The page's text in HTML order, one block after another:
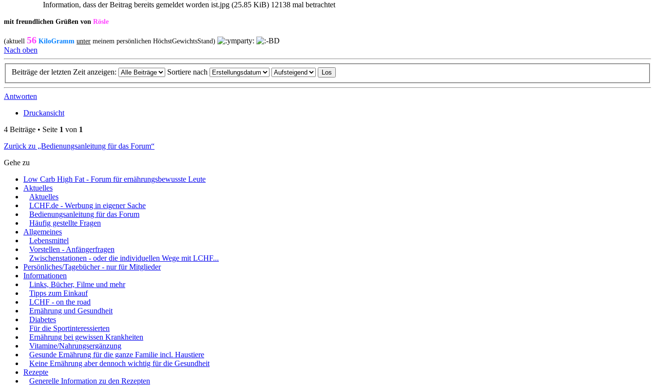
Information, dass der Beitrag bereits gemeldet worden ist.jpg (25.85 KiB) 12138 mal betrachtet
mit freundlichen Grüßen von Rösle
(aktuell 56 KiloGramm unter meinem persönlichen HöchstGewichtsStand)
Nach oben
Beiträge der letzten Zeit anzeigen: Sortiere nach
Antworten
Druckansicht
4 Beiträge • Seite 1 von 1
Zurück zu „Bedienungsanleitung für das Forum“
Gehe zu
Low Carb High Fat - Forum für ernährungsbewusste Leute
Aktuelles
Aktuelles
LCHF.de - Werbung in eigener Sache
Bedienungsanleitung für das Forum
Häufig gestellte Fragen
Allgemeines
Lebensmittel
Vorstellen - Anfängerfragen
Zwischenstationen - oder die individuellen Wege mit LCHF...
Persönliches/Tagebücher - nur für Mitglieder
Informationen
Links, Bücher, Filme und mehr
Tipps zum Einkauf
LCHF - on the road
Ernährung und Gesundheit
Diabetes
Für die Sportinteressierten
Ernährung bei gewissen Krankheiten
Vitamine/Nahrungsergänzung
Gesunde Ernährung für die ganze Familie incl. Haustiere
Keine Ernährung aber dennoch wichtig für die Gesundheit
Rezepte
Generelle Information zu den Rezepten